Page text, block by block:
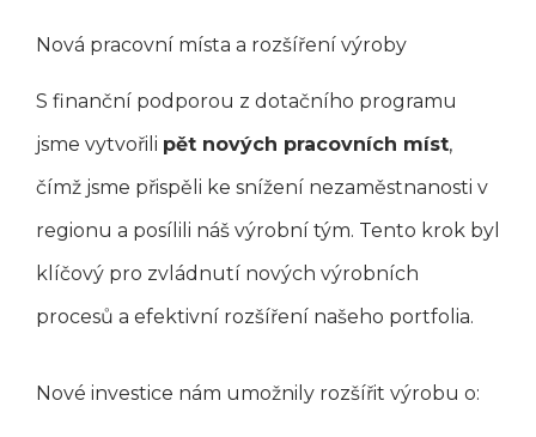
Nová pracovní místa a rozšíření výroby
S finanční podporou z dotačního programu
jsme vytvořili pět nových pracovních míst,
čímž jsme přispěli ke snížení nezaměstnanosti v
regionu a posílili náš výrobní tým. Tento krok byl
klíčový pro zvládnutí nových výrobních
procesů a efektivní rozšíření našeho portfolia.
Nové investice nám umožnily rozšířit výrobu o: